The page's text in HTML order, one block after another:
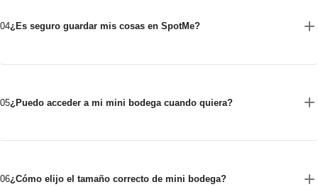
04¿Es seguro guardar mis cosas en SpotMe?
05¿Puedo acceder a mi mini bodega cuando quiera?
06¿Cómo elijo el tamaño correcto de mini bodega?